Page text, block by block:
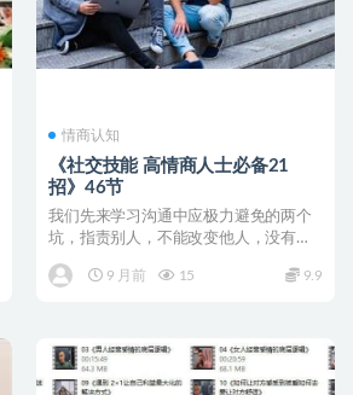
情商认知
《社交技能 高情商人士必备21
招》46节
我们先来学习沟通中应极力避免的两个
坑，指责别人，不能改变他人，没有人
9 月前
15 9.9